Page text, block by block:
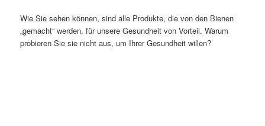
Wie Sie sehen können, sind alle Produkte, die von den Bienen
„gemacht“ werden, für unsere Gesundheit von Vorteil. Warum
probieren Sie sie nicht aus, um Ihrer Gesundheit willen?